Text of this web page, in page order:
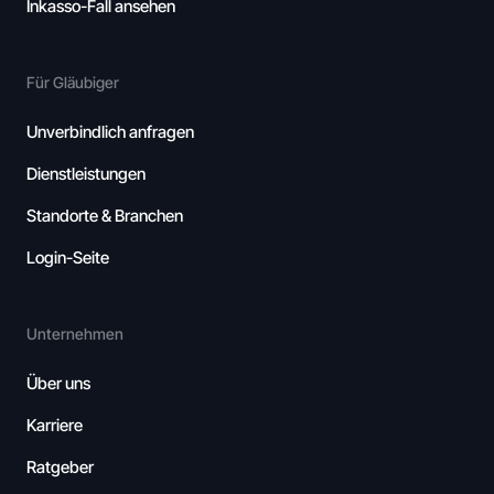
Inkasso-Fall ansehen
Für Gläubiger
Unverbindlich anfragen
Dienstleistungen
Standorte & Branchen
Login-Seite
Unternehmen
Über uns
Karriere
Ratgeber